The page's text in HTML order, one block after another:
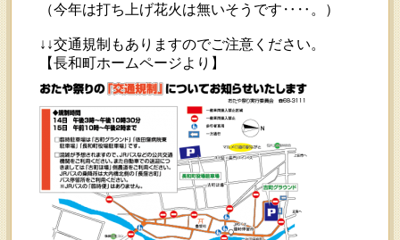
（今年は打ち上げ花火は無いそうです‥‥。）
↓↓交通規制もありますのでご注意ください。
【長和町ホームページより】